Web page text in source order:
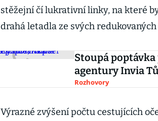
stěžejní čí lukrativní linky, na které
drahá letadla ze svých
Stoupá
agentury Invia
Rozhovory
Výrazné zvýšení počtu cestujících